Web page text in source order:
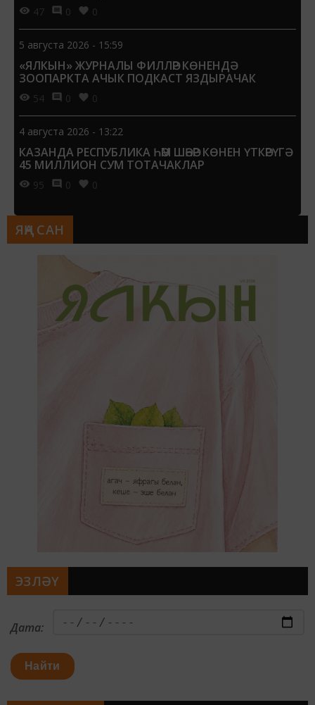
47 0 0
5 августа 2026 - 15:59
«ЯЛКЫН» ЖУРНАЛЫ ФИЛЛӘР КӨНЕНДӘ
ЗООПАРКТА АЧЫК ПОДКАСТ ЯЗДЫРАЧАК
54 0 0
4 августа 2026 - 13:22
КАЗАНДА РЕСПУБЛИКА ҺӘМ ШӘҺӘР КӨНЕН ҮТКӘРҮГӘ
45 МИЛЛИОН СУМ ТОТАЧАКЛАР
95 0 0
ЯҢА САН
ЭЗЛӘҮ
Дата:
Найти